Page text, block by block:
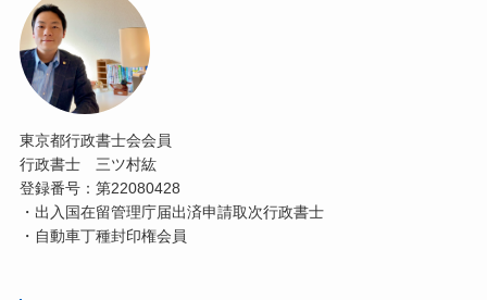
東京都行政書士会会員
行政書士 三ツ村紘
登録番号：第22080428
・出入国在留管理庁届出済申請取次行政書士
・自動車丁種封印権会員